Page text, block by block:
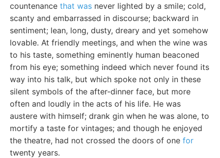
countenance that was never lighted by a smile; cold,
scanty and embarrassed in discourse; backward in
sentiment; lean, long, dusty, dreary and yet somehow
lovable. At friendly meetings, and when the wine was
to his taste, something eminently human beaconed
from his eye; something indeed which never found its
way into his talk, but which spoke not only in these
silent symbols of the after-dinner face, but more
often and loudly in the acts of his life. He was
austere with himself; drank gin when he was alone, to
mortify a taste for vintages; and though he enjoyed
the theatre, had not crossed the doors of one for
twenty years.